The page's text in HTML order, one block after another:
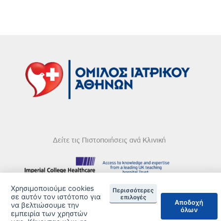
Δείτε τις Πιστοποιήσεις ανά Κλινική
DISCLAIMER
© 2026 Copyright © Iatriko.gr | Powered by Aboutnet
Χρησιμοποιούμε cookies
σε αυτόν τον ιστότοπο για
να βελτιώσουμε την
εμπειρία των χρηστών
Περισσότερες
επιλογές
Αποδοχή
όλων